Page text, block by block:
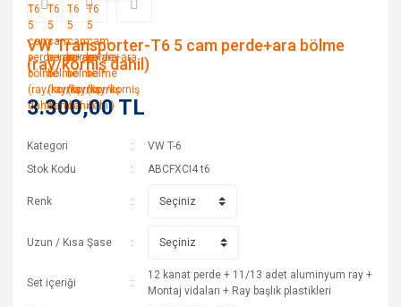
VW Transporter-T6 5 cam perde+ara bölme
(ray/korniş dahil)
3.300,00 TL
Kategori
VW T-6
Stok Kodu
ABCFXCI4 t6
Renk
Uzun / Kısa Şase
Set içeriği
12 kanat perde + 11/13 adet aluminyum ray +
Montaj vidaları + Ray başlık plastikleri